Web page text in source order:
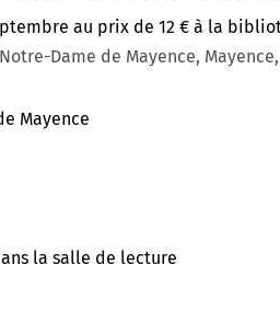
au prix de 12 € à la
Dame de Mayence,
Mayence
la salle de lecture